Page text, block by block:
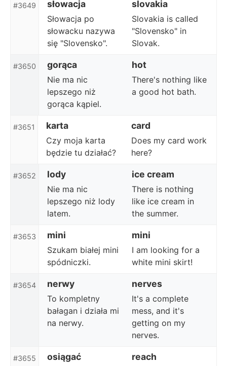
#3649 słowacja slovakia
Słowacja po
słowacku nazywa
się "Slovensko".
Slovakia is called
"Slovensko" in
Slovak.
#3650 gorąca hot
Nie ma nic
lepszego niż
gorąca kąpiel.
There's nothing like
a good hot bath.
#3651 karta card
Czy moja karta
będzie tu działać?
Does my card work
here?
#3652 lody ice cream
Nie ma nic
lepszego niż lody
latem.
There is nothing
like ice cream in
the summer.
#3653 mini mini
Szukam białej mini
spódniczki.
I am looking for a
white mini skirt!
#3654 nerwy nerves
To kompletny
bałagan i działa mi
na nerwy.
It's a complete
mess, and it's
getting on my
nerves.
#3655 osiągać reach